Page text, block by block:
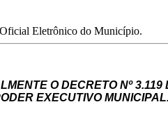
Eletrônico do Município.
O DECRETO Nº
EXECUTIVO MUNICIPAL.